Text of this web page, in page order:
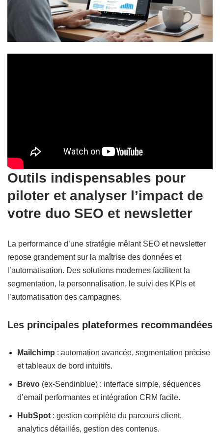
Outils indispensables pour
piloter et analyser l’impact de
votre duo SEO et newsletter
La performance d’une stratégie mêlant SEO et newsletter
repose grandement sur la maîtrise des données et
l’automatisation. Des solutions modernes facilitent la
segmentation, la personnalisation, le suivi des KPIs et
l’automatisation des campagnes.
Les principales plateformes recommandées
Mailchimp : automation avancée, segmentation précise
et tableaux de bord intuitifs.
Brevo (ex-Sendinblue) : interface simple, séquences
d’email performantes et intégration CRM facile.
HubSpot : gestion complète du parcours client,
analytics détaillés, gestion des contenus.